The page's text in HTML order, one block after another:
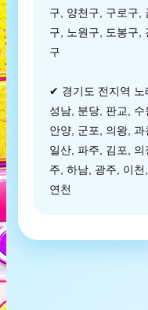
구, 양천구, 구로구,
구, 노원구, 도봉구,
구
✔ 경기도 전지역 노
성남, 분당, 판교, 수
안양, 군포, 의왕,
일산, 파주, 김포,
주, 하남, 광주, 이천
연천